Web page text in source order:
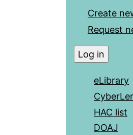
Create
Request
eLibrary
HAC list
DOAJ